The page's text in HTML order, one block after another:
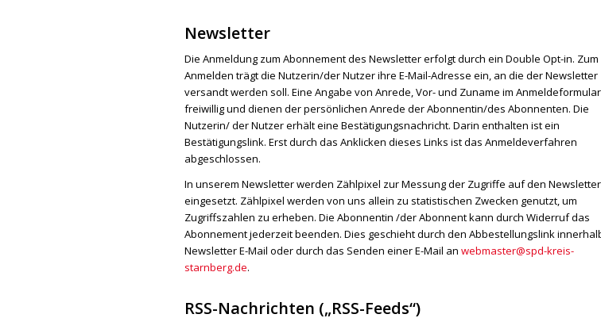
Newsletter
Die Anmeldung zum Abonnement des Newsletter erfolgt durch ein Double Opt-in. Zum
Anmelden trägt die Nutzerin/der Nutzer ihre E-Mail-Adresse ein, an die der Newsletter
versandt werden soll. Eine Angabe von Anrede, Vor- und Zuname im
freiwillig und dienen der persönlichen Anrede der Abonnentin/des Abonnenten. Die
Nutzerin/ der Nutzer erhält eine Bestätigungsnachricht. Darin enthalten ist ein
Bestätigungslink. Erst durch das Anklicken dieses Links ist das Anmeldeverfahren
abgeschlossen.
In unserem Newsletter werden Zählpixel zur Messung der Zugriffe auf den Newsletter
eingesetzt. Zählpixel werden von uns allein zu statistischen Zwecken genutzt, um
Zugriffszahlen zu erheben. Die Abonnentin /der Abonnent kann durch Widerruf das
Abonnement jederzeit beenden. Dies geschieht durch den Abbestellungslink
Newsletter E-Mail oder durch das Senden einer E-Mail an webmaster@spd-kreis-
starnberg.de.
RSS-Nachrichten („RSS-Feeds“)